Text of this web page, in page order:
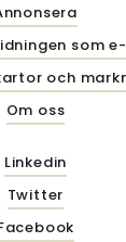
som
och
Om oss
Linkedin
Twitter